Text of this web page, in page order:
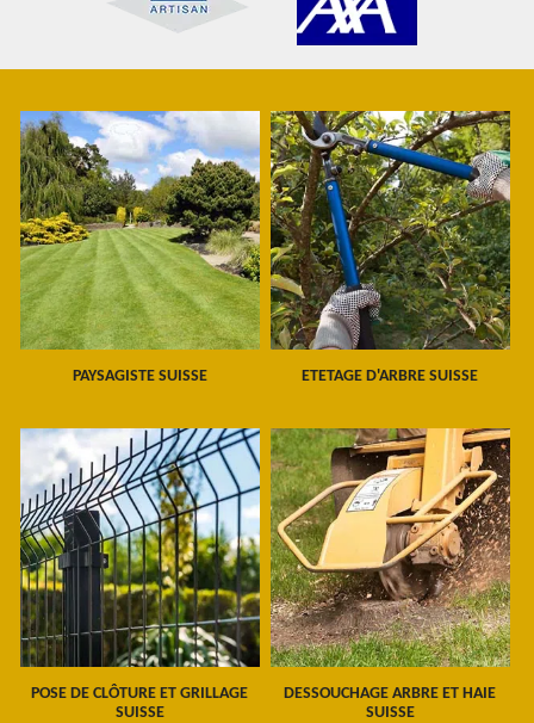
PAYSAGISTE SUISSE ETETAGE D'ARBRE SUISSE
POSE DE CLÔTURE ET GRILLAGE
SUISSE
DESSOUCHAGE ARBRE ET HAIE
SUISSE